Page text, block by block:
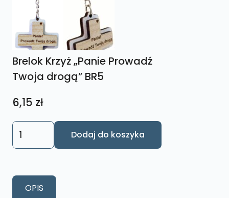
Brelok Krzyż „Panie Prowadź
Twoja drogą” BR5
6,15 zł
ilość
Brelok
Prowadź
Twoja
Dodaj do koszyka
OPIS